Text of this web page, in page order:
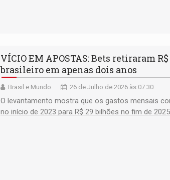
VÍCIO EM APOSTAS: Bets retiraram
brasileiro em apenas dois anos
Brasil e Mundo 26 de Julho de 2026 às 07:30
O levantamento mostra que os gastos mensais
no início de 2023 para R$ 29 bilhões no fim de 2025